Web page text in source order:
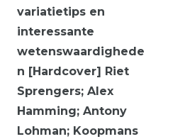
variatietips en
interessante
wetenswaardighede
n [Hardcover] Riet
Sprengers; Alex
Hamming; Antony
Lohman; Koopmans